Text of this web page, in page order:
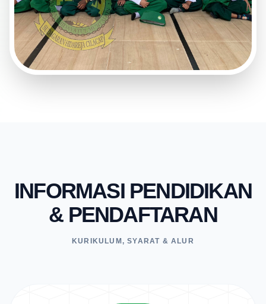
INFORMASI PENDIDIKAN
& PENDAFTARAN
KURIKULUM, SYARAT & ALUR